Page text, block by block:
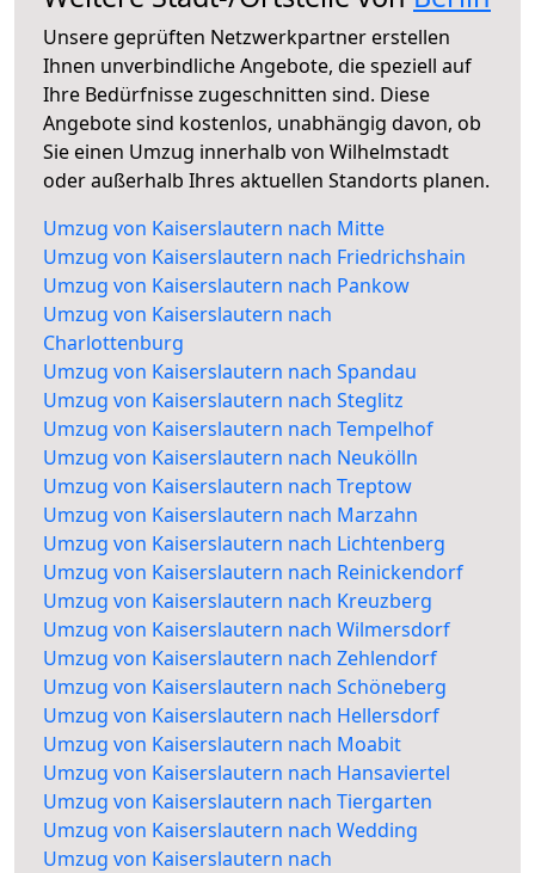
Unsere geprüften Netzwerkpartner erstellen
Ihnen unverbindliche Angebote, die speziell auf
Ihre Bedürfnisse zugeschnitten sind. Diese
Angebote sind kostenlos, unabhängig davon, ob
Sie einen Umzug innerhalb von Wilhelmstadt
oder außerhalb Ihres aktuellen Standorts planen.
Umzug von Kaiserslautern nach Mitte
Umzug von Kaiserslautern nach Friedrichshain
Umzug von Kaiserslautern nach Pankow
Umzug von Kaiserslautern nach
Charlottenburg
Umzug von Kaiserslautern nach Spandau
Umzug von Kaiserslautern nach Steglitz
Umzug von Kaiserslautern nach Tempelhof
Umzug von Kaiserslautern nach Neukölln
Umzug von Kaiserslautern nach Treptow
Umzug von Kaiserslautern nach Marzahn
Umzug von Kaiserslautern nach Lichtenberg
Umzug von Kaiserslautern nach Reinickendorf
Umzug von Kaiserslautern nach Kreuzberg
Umzug von Kaiserslautern nach Wilmersdorf
Umzug von Kaiserslautern nach Zehlendorf
Umzug von Kaiserslautern nach Schöneberg
Umzug von Kaiserslautern nach Hellersdorf
Umzug von Kaiserslautern nach Moabit
Umzug von Kaiserslautern nach Hansaviertel
Umzug von Kaiserslautern nach Tiergarten
Umzug von Kaiserslautern nach Wedding
Umzug von Kaiserslautern nach